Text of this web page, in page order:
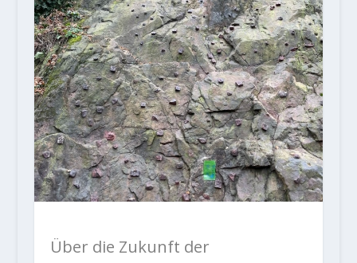
Über die Zukunft der